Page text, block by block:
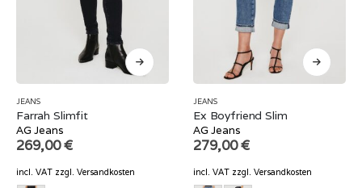
JEANS
Farrah Slimfit
AG Jeans
269,00€
incl. VAT zzgl. Versandkosten
JEANS
Ex Boyfriend Slim
AG Jeans
279,00€
incl. VAT zzgl. Versandkosten